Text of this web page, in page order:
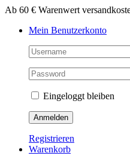
Zum
springen
Ab 60 € Warenwert
Mein Benutzerkonto
Eingeloggt bleiben
Registrieren
Warenkorb